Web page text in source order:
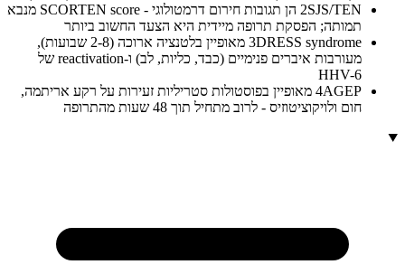
2
SJS/TEN הן תגובות חירום דרמטולוגי - SCORTEN score מנבא
תמותה; הפסקת תרופה מיידית היא הצעד החשוב ביותר
3
DRESS syndrome מאופיין בלטנציה ארוכה (2-8 שבועות),
מעורבות איברים פנימיים (כבד, כליות, לב) ו-reactivation של
HHV-6
4AGEP מאופיין בפוסטולות סטריליות זעירות על רקע אריתמה,
חום ולויקוציטוזיס - לרוב מתחיל תוך 48 שעות מהתרופה